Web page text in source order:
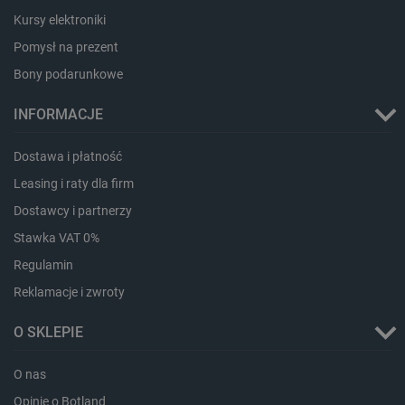
Kursy elektroniki
Pomysł na prezent
Bony podarunkowe
INFORMACJE
Dostawa i płatność
Leasing i raty dla firm
Dostawcy i partnerzy
Stawka VAT 0%
Regulamin
Reklamacje i zwroty
O SKLEPIE
O nas
Opinie o Botland